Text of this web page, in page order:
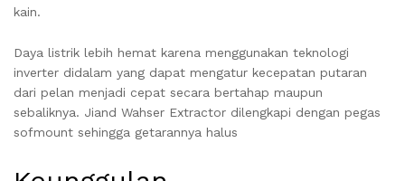
kain.
Daya listrik lebih hemat karena menggunakan teknologi
inverter didalam yang dapat mengatur kecepatan putaran
dari pelan menjadi cepat secara bertahap maupun
sebaliknya. Jiand Wahser Extractor dilengkapi dengan pegas
sofmount sehingga getarannya halus